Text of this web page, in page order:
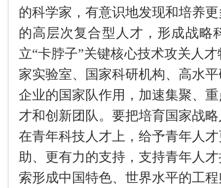
的科学家，有意识地发现和培养
的高层次复合型人才，形成战略
立“卡脖子”关键核心技术攻关人
家实验室、国家科研机构、高水
企业的国家队作用，加速集聚、
才和创新团队。要把培育国家战
在青年科技人才上，给予青年人
助、更有力的支持，支持青年人
索形成中国特色、世界水平的工